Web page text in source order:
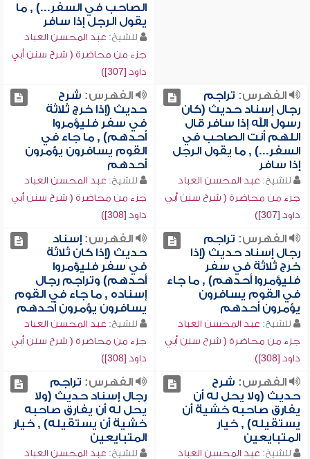
الصاحب في السفر...) , ما
يقول الرجل إذا سافر
للشيخ: عبد المحسن العباد
جزء من محاضرة ( شرح سنن أبي
داود [307])
الفهرس: تراجم
رجال إسناد حديث (كان
رسول الله إذا سافر قال
اللهم أنت الصاحب في
السفر...) , ما يقول الرجل
إذا سافر
للشيخ: عبد المحسن العباد
جزء من محاضرة ( شرح سنن أبي
داود [307])
الفهرس: شرح
حديث (إذا خرج ثلاثة
في سفر فليؤمروا
أحدهم) , ما جاء في
القوم يسافرون يؤمرون
أحدهم
للشيخ: عبد المحسن العباد
جزء من محاضرة ( شرح سنن أبي
داود [308])
الفهرس: تراجم
رجال إسناد حديث (إذا
خرج ثلاثة في سفر
فليؤمروا أحدهم) , ما جاء
في القوم يسافرون
يؤمرون أحدهم
للشيخ: عبد المحسن العباد
جزء من محاضرة ( شرح سنن أبي
داود [308])
الفهرس:إسناد
حديث (إذا كان ثلاثة
في سفر فليؤمروا
أحدهم) وتراجم رجال
إسناده , ما جاء في القوم
يسافرون يؤمرون أحدهم
للشيخ: عبد المحسن العباد
جزء من محاضرة ( شرح سنن أبي
داود [308])
الفهرس: شرح
حديث (ولا يحل له أن
يفارق صاحبه خشية أن
يستقيله) , خيار
المتبايعين
للشيخ: عبد المحسن العباد
الفهرس: تراجم
رجال إسناد حديث (ولا
يحل له أن يفارق صاحبه
خشية أن يستقيله) , خيار
المتبايعين
للشيخ: عبد المحسن العباد